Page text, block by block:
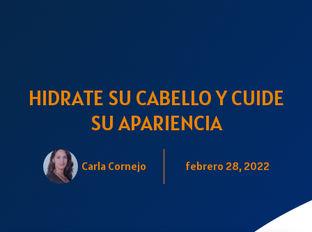
HIDRATE SU CABELLO Y CUIDE
SU APARIENCIA
Carla Cornejo febrero 28, 2022